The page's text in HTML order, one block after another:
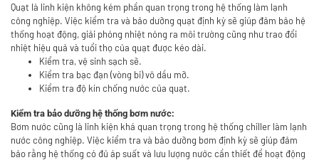
Quạt là linh kiện không kém phần quan trọng trong hệ thống làm lạnh
công nghiệp. Việc kiểm tra và bảo dưỡng quạt định kỳ sẽ giúp đảm bảo hệ
thống hoạt động, giải phóng nhiệt nóng ra môi trường cũng như trao đổi
nhiệt hiệu quả và tuổi thọ của quạt được kéo dài.
Kiểm tra, vệ sinh sạch sẽ.
Kiểm tra bạc đạn (vòng bi) vô dầu mỡ.
Kiểm tra độ kín chống nước của quạt.
Kiểm tra bảo dưỡng hệ thống bơm nước:
Bơm nước cũng là linh kiện khá quan trọng trong hệ thống chiller làm lạnh
nước công nghiệp. Việc kiểm tra và bảo dưỡng bơm định kỳ sẽ giúp đảm
bảo rằng hệ thống có đủ áp suất và lưu lượng nước cần thiết để hoạt động